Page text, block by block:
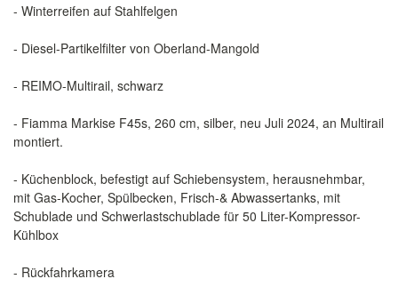
- Winterreifen auf Stahlfelgen
- Diesel-Partikelfilter von Oberland-Mangold
- REIMO-Multirail, schwarz
- Fiamma Markise F45s, 260 cm, silber, neu Juli 2024, an Multirail
montiert.
- Küchenblock, befestigt auf Schiebensystem, herausnehmbar,
mit Gas-Kocher, Spülbecken, Frisch-& Abwassertanks, mit
Schublade und Schwerlastschublade für 50 Liter-Kompressor-
Kühlbox
- Rückfahrkamera